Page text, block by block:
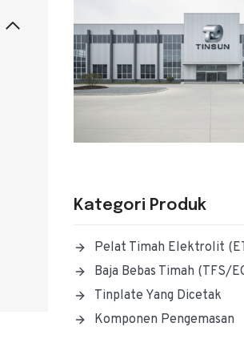
Kategori Produk
Pelat Timah Elektrolit
Baja Bebas Timah (TFS/
Tinplate Yang Dicetak
Komponen Pengemasan